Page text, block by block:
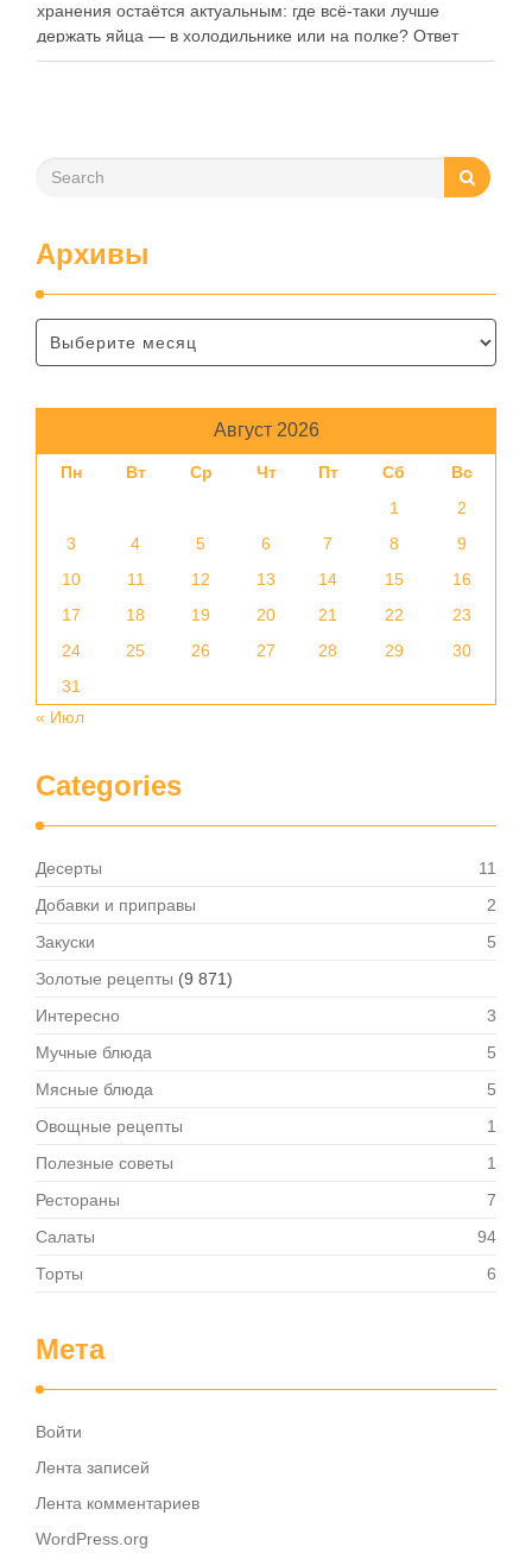
хранения остаётся актуальным: где всё-таки лучше
держать яйца — в холодильнике или на полке? Ответ
зависит от нескольких факторов, включая температуру
Архивы
Август 2026
Пн Вт Ср Чт Пт Сб
Вс
1
2
3
4 5 6 7 8
9
10
11 12 13 14 15
16
17
18 19 20 21 22
23
24
25 26 27 28 29
30
31
« Июл
Categories
Десерты
11
Добавки и приправы
2
Закуски
5
Золотые рецепты (9 871)
Интересно
3
Мучные блюда
5
Мясные блюда
5
Овощные рецепты
1
Полезные советы
1
Рестораны
7
Салаты
94
Торты
6
Мета
Войти
Лента записей
Лента комментариев
WordPress.org